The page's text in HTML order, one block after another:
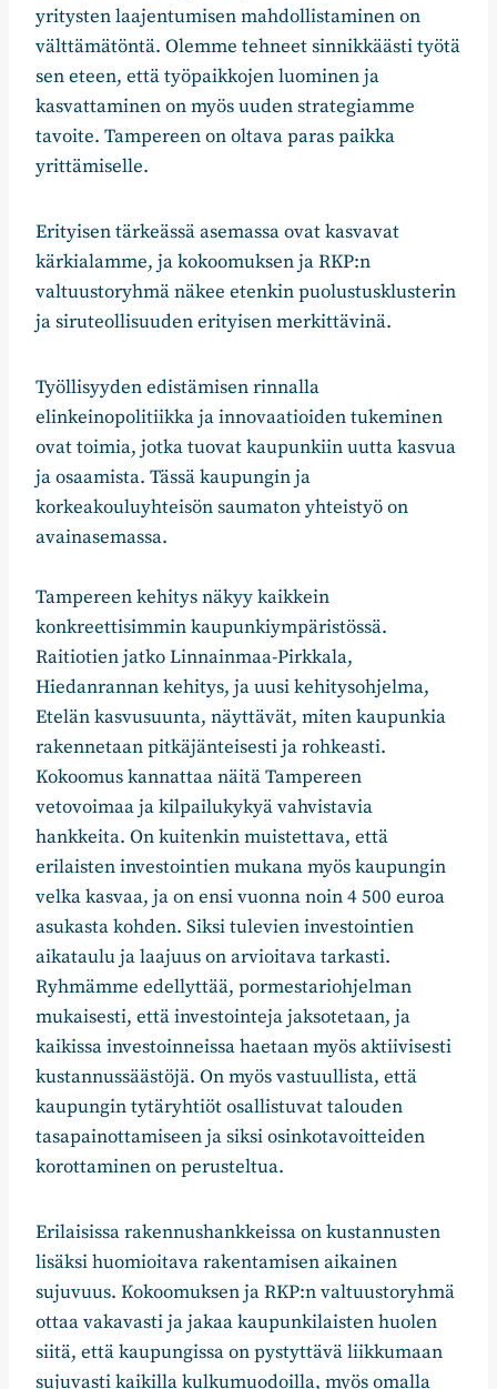
yritysten laajentumisen mahdollistaminen on
välttämätöntä. Olemme tehneet sinnikkäästi työtä
sen eteen, että työpaikkojen luominen ja
kasvattaminen on myös uuden strategiamme
tavoite. Tampereen on oltava paras paikka
yrittämiselle.
Erityisen tärkeässä asemassa ovat kasvavat
kärkialamme, ja kokoomuksen ja RKP:n
valtuustoryhmä näkee etenkin puolustusklusterin
ja siruteollisuuden erityisen merkittävinä.
Työllisyyden edistämisen rinnalla
elinkeinopolitiikka ja innovaatioiden tukeminen
ovat toimia, jotka tuovat kaupunkiin uutta kasvua
ja osaamista. Tässä kaupungin ja
korkeakouluyhteisön saumaton yhteistyö on
avainasemassa.
Tampereen kehitys näkyy kaikkein
konkreettisimmin kaupunkiympäristössä.
Raitiotien jatko Linnainmaa-Pirkkala,
Hiedanrannan kehitys, ja uusi kehitysohjelma,
Etelän kasvusuunta, näyttävät, miten kaupunkia
rakennetaan pitkäjänteisesti ja rohkeasti.
Kokoomus kannattaa näitä Tampereen
vetovoimaa ja kilpailukykyä vahvistavia
hankkeita. On kuitenkin muistettava, että
erilaisten investointien mukana myös kaupungin
velka kasvaa, ja on ensi vuonna noin 4 500 euroa
asukasta kohden. Siksi tulevien investointien
aikataulu ja laajuus on arvioitava tarkasti.
Ryhmämme edellyttää, pormestariohjelman
mukaisesti, että investointeja jaksotetaan, ja
kaikissa investoinneissa haetaan myös aktiivisesti
kustannussäästöjä. On myös vastuullista, että
kaupungin tytäryhtiöt osallistuvat talouden
tasapainottamiseen ja siksi osinkotavoitteiden
korottaminen on perusteltua.
Erilaisissa rakennushankkeissa on kustannusten
lisäksi huomioitava rakentamisen aikainen
sujuvuus. Kokoomuksen ja RKP:n valtuustoryhmä
ottaa vakavasti ja jakaa kaupunkilaisten huolen
siitä, että kaupungissa on pystyttävä liikkumaan
sujuvasti kaikilla kulkumuodoilla, myös omalla